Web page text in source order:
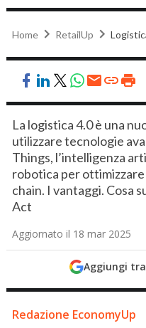
Home RetailUp
La logistica 4.0 è una
utilizzare tecnologie
Things, l’intelligenza
robotica per
chain. I vantaggi. Cosa
Act
Aggiornato il 18 mar 2025
Aggiungi
Redazione EconomyUp